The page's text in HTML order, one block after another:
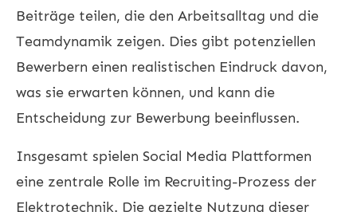
Beiträge teilen, die den Arbeitsalltag und die
Teamdynamik zeigen. Dies gibt potenziellen
Bewerbern einen realistischen Eindruck davon,
was sie erwarten können, und kann die
Entscheidung zur Bewerbung beeinflussen.
Insgesamt spielen Social Media Plattformen
eine zentrale Rolle im Recruiting-Prozess der
Elektrotechnik. Die gezielte Nutzung dieser